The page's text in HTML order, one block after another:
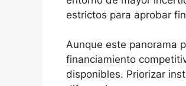
estrictos para aprobar
Aunque este panorama
financiamiento
disponibles. Priorizar